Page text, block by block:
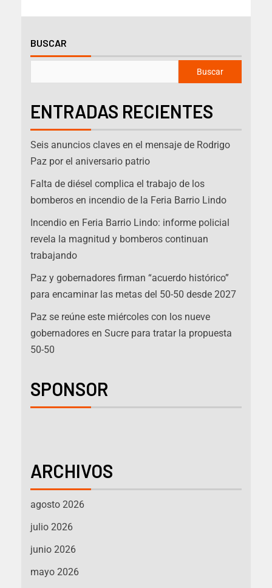
BUSCAR
Buscar
ENTRADAS RECIENTES
Seis anuncios claves en el mensaje de Rodrigo
Paz por el aniversario patrio
Falta de diésel complica el trabajo de los
bomberos en incendio de la Feria Barrio Lindo
Incendio en Feria Barrio Lindo: informe policial
revela la magnitud y bomberos continuan
trabajando
Paz y gobernadores firman “acuerdo histórico”
para encaminar las metas del 50-50 desde 2027
Paz se reúne este miércoles con los nueve
gobernadores en Sucre para tratar la propuesta
50-50
SPONSOR
ARCHIVOS
agosto 2026
julio 2026
junio 2026
mayo 2026